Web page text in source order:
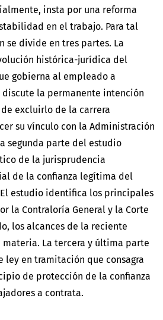
insta por una reforma
en el trabajo. Para tal
se divide en tres partes. La
histórica-jurídica del
gobierna al empleado a
discute la permanente intención
excluirlo de la carrera
su vínculo con la Administración
segunda parte del estudio
de la jurisprudencia
de la confianza legítima del
estudio identifica los principales
la Contraloría General y la Corte
los alcances de la reciente
La tercera y última parte
ley en tramitación que consagra
de protección de la confianza
a contrata.